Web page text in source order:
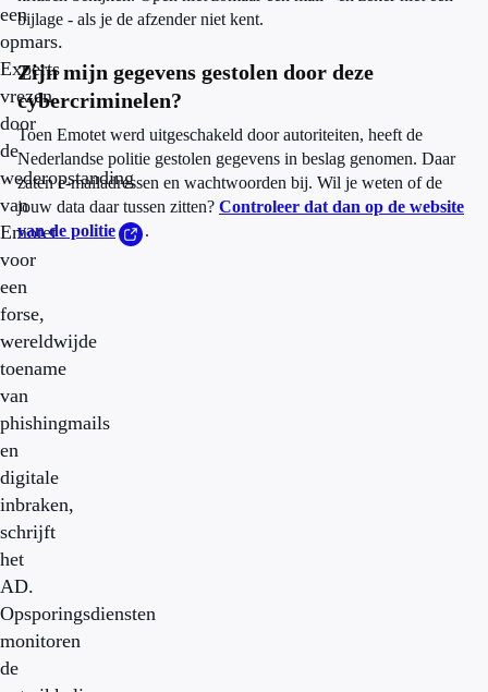
een
opmars.
Experts
vrezen
door
de
wederopstanding
van
Emotet
voor
een
forse,
wereldwijde
toename
van
phishingmails
en
digitale
inbraken,
schrijft
het
AD.
Opsporingsdiensten
monitoren
de
bijlage - als je de afzender niet kent.
Zijn mijn gegevens gestolen door deze
cybercriminelen?
Toen Emotet werd uitgeschakeld door autoriteiten, heeft de
Nederlandse politie gestolen gegevens in beslag genomen. Daar
zaten e-mailadressen en wachtwoorden bij. Wil je weten of de
jouw data daar tussen zitten? Controleer dat dan op de website
van de politie
.